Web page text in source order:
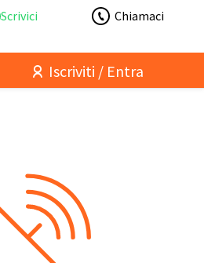
Scrivici Chiamaci
Iscriviti / Entra